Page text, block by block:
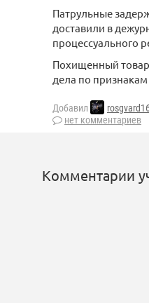
Патрульные
доставили в
процессуального
Похищенный товар
дела по
Добавил
нет комментариев
Комментарии